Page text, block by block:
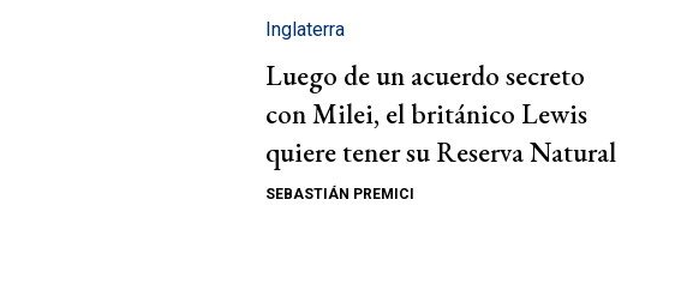
Inglaterra
Luego de un acuerdo secreto
con Milei, el británico Lewis
quiere tener su Reserva Natural
SEBASTIÁN PREMICI